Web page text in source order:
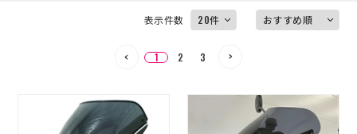
ナップスメンバーズ
表示件数
1 2 3